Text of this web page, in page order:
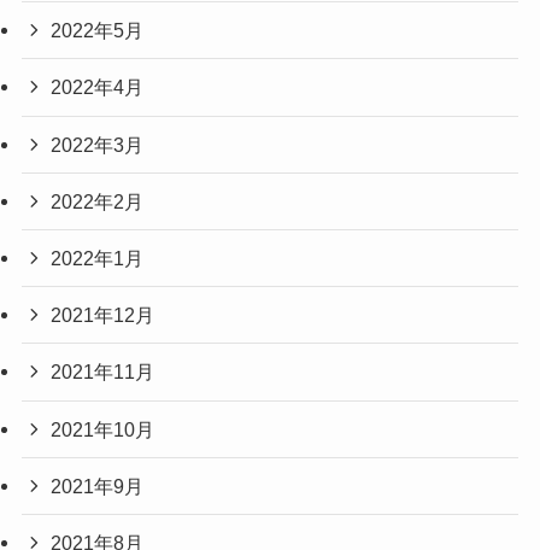
2022年5月
2022年4月
2022年3月
2022年2月
2022年1月
2021年12月
2021年11月
2021年10月
2021年9月
2021年8月